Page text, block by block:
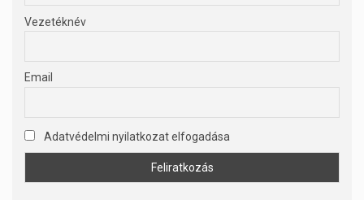
Vezetéknév
Email
Adatvédelmi nyilatkozat elfogadása